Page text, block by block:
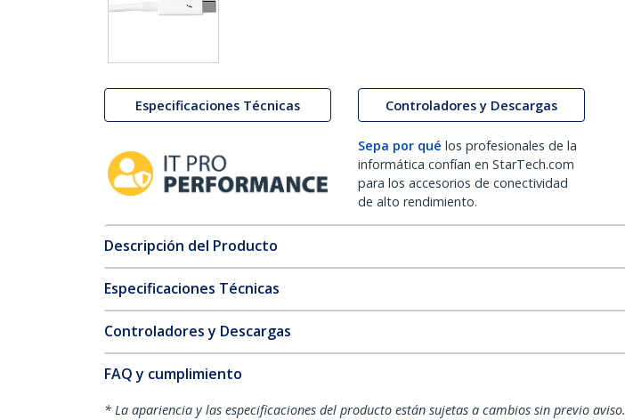
Especificaciones Técnicas Controladores y Descargas
Sepa por qué los profesionales de la
informática confían en StarTech.com
para los accesorios de conectividad
de alto rendimiento.
Descripción del Producto
Especificaciones Técnicas
Controladores y Descargas
FAQ y cumplimiento
* La apariencia y las especificaciones del producto están sujetas a cambios sin previo aviso.